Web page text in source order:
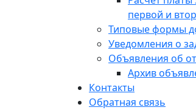
первой и
Типовые формы
Уведомления о
Объявления об
Архив
Контакты
Обратная связь